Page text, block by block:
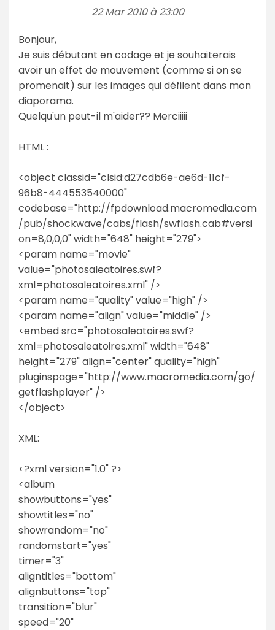
22 Mar 2010 à 23:00
Bonjour,
Je suis débutant en codage et je souhaiterais
avoir un effet de mouvement (comme si on se
promenait) sur les images qui défilent dans mon
diaporama.
Quelqu'un peut-il m'aider?? Merciiiii
HTML :
<object classid="clsid:d27cdb6e-ae6d-11cf-
96b8-444553540000"
codebase="http://fpdownload.macromedia.com
/pub/shockwave/cabs/flash/swflash.cab#versi
on=8,0,0,0" width="648" height="279">
<param name="movie"
value="photosaleatoires.swf?
xml=photosaleatoires.xml" />
<param name="quality" value="high" />
<param name="align" value="middle" />
<embed src="photosaleatoires.swf?
xml=photosaleatoires.xml" width="648"
height="279" align="center" quality="high"
pluginspage="http://www.macromedia.com/go/
getflashplayer" />
</object>
XML:
<?xml version="1.0" ?>
<album
showbuttons="yes"
showtitles="no"
showrandom="no"
randomstart="yes"
timer="3"
aligntitles="bottom"
alignbuttons="top"
transition="blur"
speed="20"